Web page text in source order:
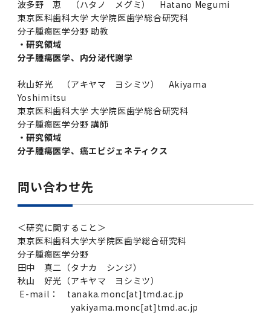
波多野 恵 （ハタノ メグミ） Hatano Megumi
東京医科歯科大学 大学院医歯学総合研究科
分子腫瘍医学分野 助教
・研究領域
分子腫瘍医学、内分泌代謝学
秋山好光 （アキヤマ ヨシミツ） Akiyama
Yoshimitsu
東京医科歯科大学 大学院医歯学総合研究科
分子腫瘍医学分野 講師
・研究領域
分子腫瘍医学、癌エピジェネティクス
問い合わせ先
＜研究に関すること＞
東京医科歯科大学大学院医歯学総合研究科
分子腫瘍医学分野
田中 真二（タナカ シンジ）
秋山 好光（アキヤマ ヨシミツ）
E-mail： tanaka.monc[at]tmd.ac.jp
yakiyama.monc[at]tmd.ac.jp